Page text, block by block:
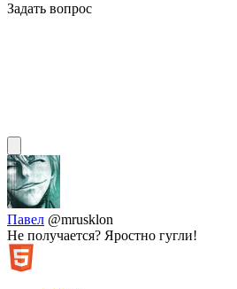
Задать вопрос
Павел @mrusklon
Не получается? Яростно гугли!